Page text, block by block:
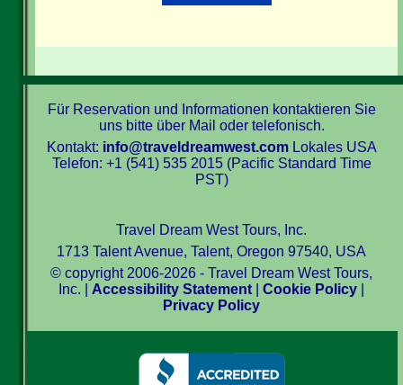
Für Reservation und Informationen kontaktieren Sie
uns bitte über Mail oder telefonisch.
Kontakt: info@traveldreamwest.comLokales USA
Telefon: +1 (541) 535 2015 (Pacific Standard Time
PST)
Travel Dream West Tours, Inc.
1713 Talent Avenue, Talent, Oregon 97540, USA
© copyright 2006-2026 - Travel Dream West Tours,
Inc. | Accessibility Statement |Cookie Policy
Privacy Policy